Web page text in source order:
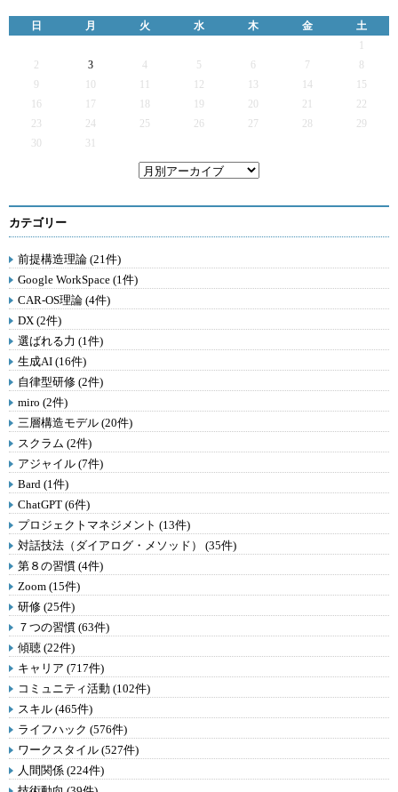
日 月 火 水 木 金
土
2
3 4 5 6 7
9
12 13 14
15
16
17 19 20 21
22
23
24 25 26 27 28
29
30
31
カテゴリー
前提構造理論 (21件)
Google WorkSpace (1件)
CAR-OS理論 (4件)
DX (2件)
選ばれる力 (1件)
生成AI (16件)
自律型研修 (2件)
miro (2件)
三層構造モデル (20件)
スクラム (2件)
アジャイル (7件)
Bard (1件)
ChatGPT (6件)
プロジェクトマネジメント (13件)
対話技法（ダイアログ・メソッド） (35件)
第８の習慣 (4件)
Zoom (15件)
研修 (25件)
７つの習慣 (63件)
傾聴 (22件)
キャリア (717件)
コミュニティ活動 (102件)
スキル (465件)
ライフハック (576件)
ワークスタイル (527件)
人間関係 (224件)